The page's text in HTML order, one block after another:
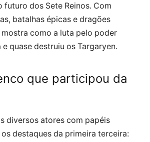
futuro dos Sete Reinos. Com
batalhas épicas e dragões
como a luta pelo poder
quase destruiu os Targaryen.
que participou da
diversos atores com papéis
destaques da primeira terceira: